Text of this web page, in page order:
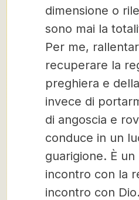
dimensione o
sono mai la
Per me,
recuperare la
preghiera e
invece di
di angoscia e
conduce in un
guarigione. È un
incontro con la
incontro con Dio.